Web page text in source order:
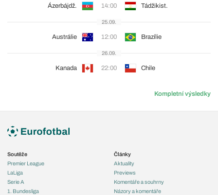
Ázerbájdž. 14:00 Tádžikist.
25.09.
Austrálie 12:00 Brazílie
26.09.
Kanada 22:00 Chile
Kompletní výsledky
Soutěže
Premier League
LaLiga
Serie A
1. Bundesliga
Články
Aktuality
Previews
Komentáře a souhrny
Názory a komentáře